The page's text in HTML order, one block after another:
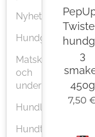
Nyheter
Hundgodis
Matskålar
och
underlag
Hundleksaker
Hundträning
3
450g
7,50